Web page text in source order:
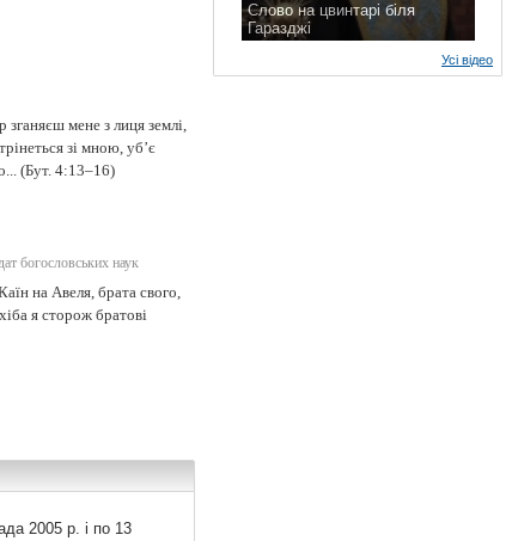
мене з лиця землі,
зі мною, уб’є
(Бут. 4:13–16)
богословських наук
на Авеля, брата свого,
я сторож братові
2005 р. і по 13
Слово на цвинтарі біля
Гаразджі
Усі відео